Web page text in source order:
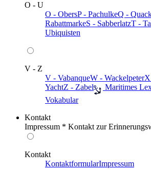
O - U
O - ObersP - PachulkeQ -
RabattmarkeS - SabberlatzT -
Ubiquisten
V - Z
V - VabanqueW - WackelpeterX
YachtZ - Zabel Maritimes
Vokabular
Kontakt
Impressum * Kontakt zur
Kontakt
KontaktformularImpressum